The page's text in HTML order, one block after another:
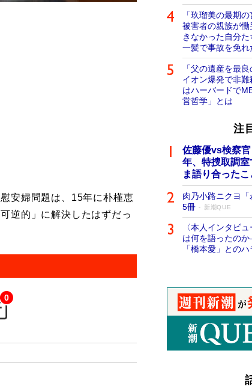
安婦問題は、15年に朴槿恵
逆的」に解決したはずだっ
0
「玖瑠美の最期
被害者の親族が
きなかった自分
一髪で事故を免れ
「父の遺産を最
イオン爆発で非
はハーバードで
営哲学」とは
注
佐藤優vs検察
年、特捜取調
ま語り合ったこ
肉乃小路ニクヨ
5冊
新潮QUE
〈本人インタビ
は何を語ったの
「橋本愛」との